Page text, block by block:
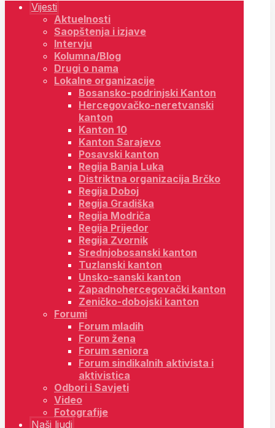
Vijesti
Aktuelnosti
Saopštenja i izjave
Intervju
Kolumna/Blog
Drugi o nama
Lokalne organizacije
Bosansko-podrinjski Kanton
Hercegovačko-neretvanski
kanton
Kanton 10
Kanton Sarajevo
Posavski kanton
Regija Banja Luka
Distriktna organizacija Brčko
Regija Doboj
Regija Gradiška
Regija Modriča
Regija Prijedor
Regija Zvornik
Srednjobosanski kanton
Tuzlanski kanton
Unsko-sanski kanton
Zapadnohercegovački kanton
Zeničko-dobojski kanton
Forumi
Forum mladih
Forum žena
Forum seniora
Forum sindikalnih aktivista i
aktivistica
Odbori i Savjeti
Video
Fotografije
Naši ljudi